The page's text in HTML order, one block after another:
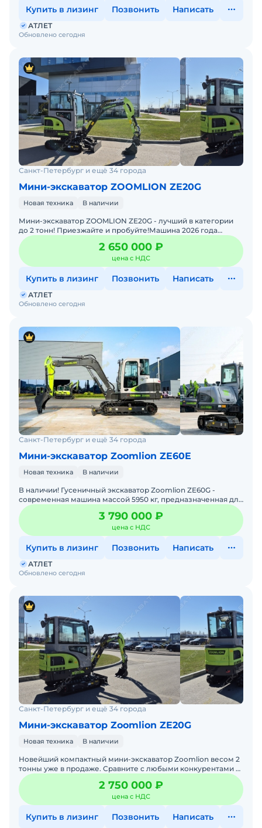
Купить в лизинг Позвонить Написать
Обновлено сегодня
АТЛЕТ
Санкт-Петербург и ещё 34 города
Мини-экскаватор ZOOMLION ZE20G
Новая техника В наличии
Мини-экскаватор ZOOMLION ZE20G - лучший в категории
до 2 тонн! Приезжайте и пробуйте!Машина 2026 года
выпуска. Просторная высокотехнологичная кабина, элект
2 650 000 ₽
цена с НДС
Купить в лизинг Позвонить Написать
Обновлено сегодня
АТЛЕТ
Санкт-Петербург и ещё 34 города
Мини-экскаватор Zoomlion ZE60E
Новая техника В наличии
В наличии! Гусеничный экскаватор Zoomlion ZE60G -
современная машина массой 5950 кг, предназначенная для
выполнения строительных, дорожных, коммунальных и
земля
3 790 000 ₽
цена с НДС
Купить в лизинг Позвонить Написать
Обновлено сегодня
АТЛЕТ
Санкт-Петербург и ещё 34 города
Мини-экскаватор Zoomlion ZE20G
Новая техника В наличии
Новейший компактный мини-экскаватор Zoomlion весом 2
тонны уже в продаже. Сравните с любыми конкурентами и
оцените наши преимущества. Приглашаем на тест-драйв н
2 750 000 ₽
цена с НДС
Купить в лизинг Позвонить Написать